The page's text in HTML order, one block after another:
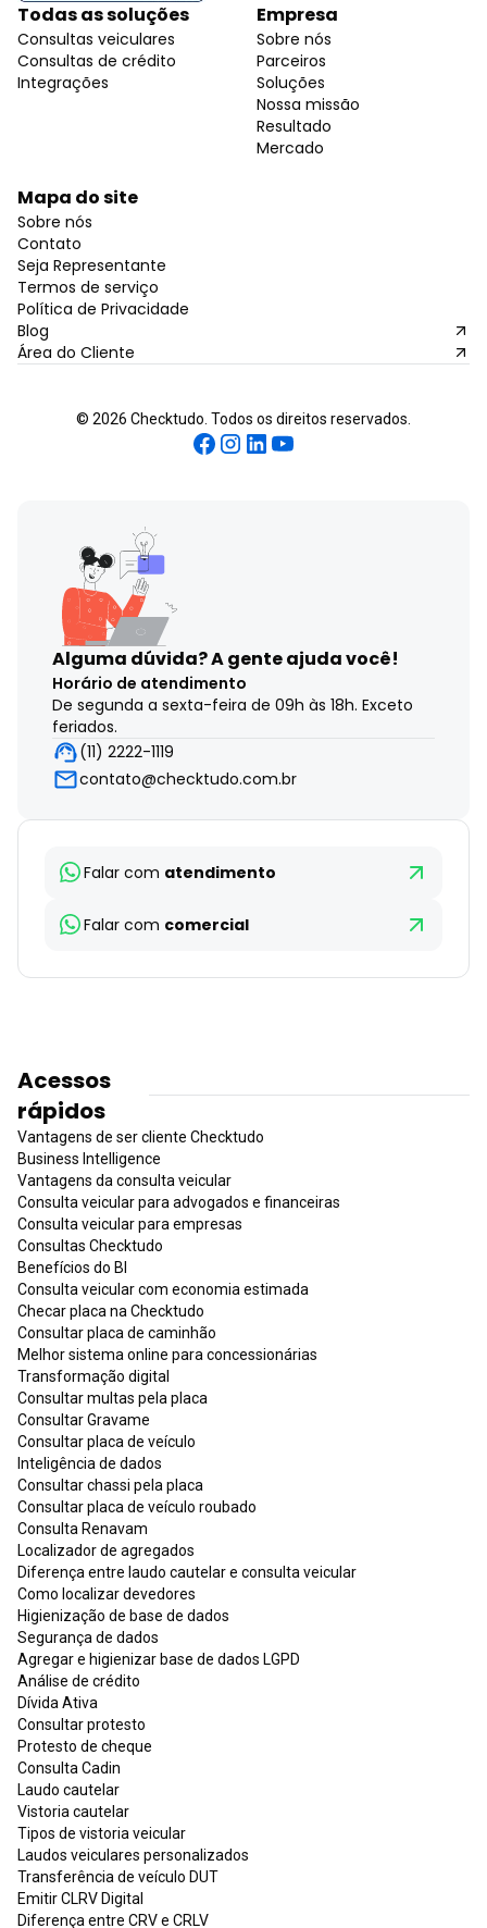
Todas as soluções
Consultas veiculares
Consultas de crédito
Integrações
Empresa
Sobre nós
Parceiros
Soluções
Nossa missão
Resultado
Mercado
Mapa do site
Sobre nós
Contato
Seja Representante
Termos de serviço
Política de Privacidade
Blog
Área do Cliente
© 2026 Checktudo. Todos os direitos reservados.
Alguma dúvida?A gente ajuda você!
Horário de atendimento
De segunda a sexta-feira de 09h às 18h. Exceto
feriados.
(11) 2222-1119
contato@checktudo.com.br
Falar com atendimento
Falar com comercial
Acessos
rápidos
Vantagens de ser cliente Checktudo
Business Intelligence
Vantagens da consulta veicular
Consulta veicular para advogados e financeiras
Consulta veicular para empresas
Consultas Checktudo
Benefícios do BI
Consulta veicular com economia estimada
Checar placa na Checktudo
Consultar placa de caminhão
Melhor sistema online para concessionárias
Transformação digital
Consultar multas pela placa
Consultar Gravame
Consultar placa de veículo
Inteligência de dados
Consultar chassi pela placa
Consultar placa de veículo roubado
Consulta Renavam
Localizador de agregados
Diferença entre laudo cautelar e consulta veicular
Como localizar devedores
Higienização de base de dados
Segurança de dados
Agregar e higienizar base de dados LGPD
Análise de crédito
Dívida Ativa
Consultar protesto
Protesto de cheque
Consulta Cadin
Laudo cautelar
Vistoria cautelar
Tipos de vistoria veicular
Laudos veiculares personalizados
Transferência de veículo DUT
Emitir CLRV Digital
Diferença entre CRV e CRLV